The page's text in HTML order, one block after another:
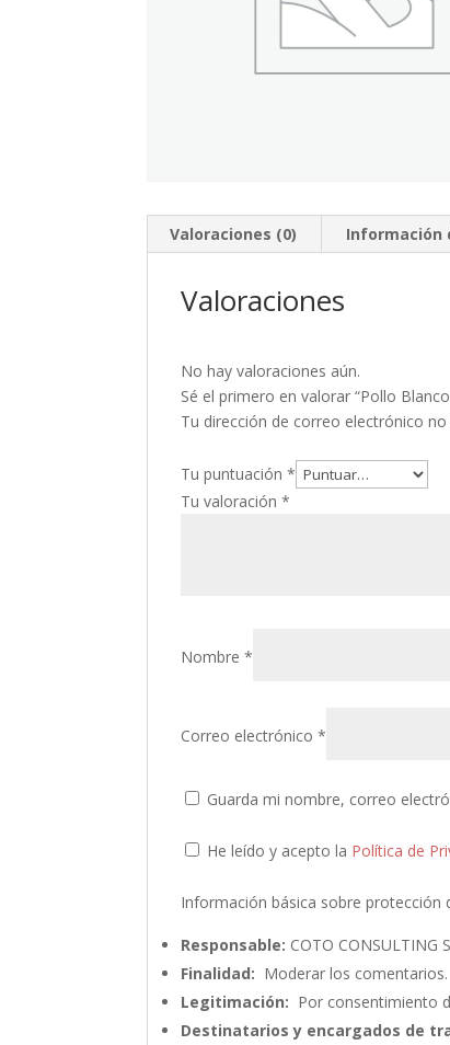
Valoraciones (0) Información
Valoraciones
No hay valoraciones aún.
Sé el primero en valorar “Pollo
Tu dirección de correo electrónico no
Tu puntuación*
Tu valoración*
Nombre*
Correo electrónico*
Guarda mi nombre, correo
He leído y acepto la Política de
Información básica sobre protección
Responsable: COTO CONSULTING
Finalidad: Moderar los comentarios.
Legitimación: Por consentimiento
Destinatarios y encargados de